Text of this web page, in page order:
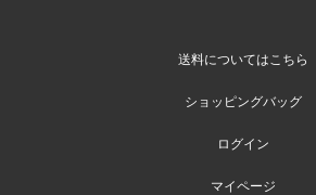
送料についてはこちら
ショッピングバッグ
ログイン
マイページ